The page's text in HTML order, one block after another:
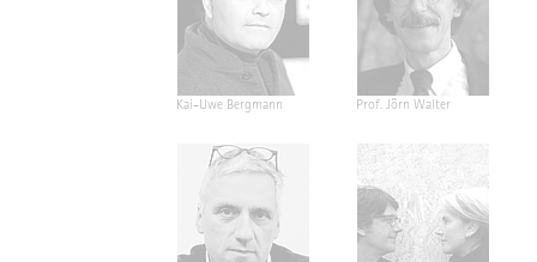
Kai-Uwe Bergmann Prof. Jörn Walter